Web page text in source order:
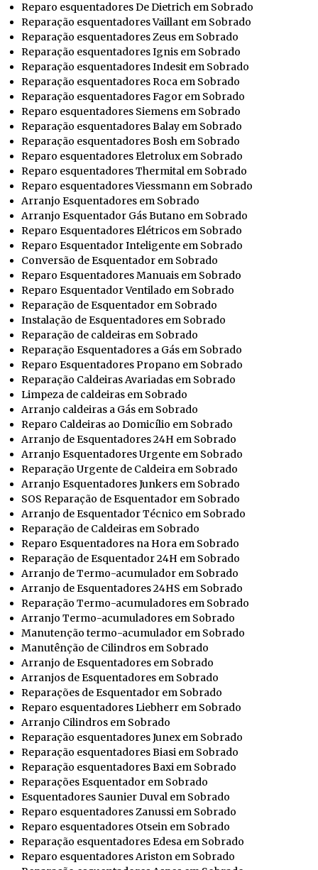
Reparo esquentadores De Dietrich em Sobrado
Reparação esquentadores Vaillant em Sobrado
Reparação esquentadores Zeus em Sobrado
Reparação esquentadores Ignis em Sobrado
Reparação esquentadores Indesit em Sobrado
Reparação esquentadores Roca em Sobrado
Reparação esquentadores Fagor em Sobrado
Reparo esquentadores Siemens em Sobrado
Reparação esquentadores Balay em Sobrado
Reparação esquentadores Bosh em Sobrado
Reparo esquentadores Eletrolux em Sobrado
Reparo esquentadores Thermital em Sobrado
Reparo esquentadores Viessmann em Sobrado
Arranjo Esquentadores em Sobrado
Arranjo Esquentador Gás Butano em Sobrado
Reparo Esquentadores Elétricos em Sobrado
Reparo Esquentador Inteligente em Sobrado
Conversão de Esquentador em Sobrado
Reparo Esquentadores Manuais em Sobrado
Reparo Esquentador Ventilado em Sobrado
Reparação de Esquentador em Sobrado
Instalação de Esquentadores em Sobrado
Reparação de caldeiras em Sobrado
Reparação Esquentadores a Gás em Sobrado
Reparo Esquentadores Propano em Sobrado
Reparação Caldeiras Avariadas em Sobrado
Limpeza de caldeiras em Sobrado
Arranjo caldeiras a Gás em Sobrado
Reparo Caldeiras ao Domicílio em Sobrado
Arranjo de Esquentadores 24H em Sobrado
Arranjo Esquentadores Urgente em Sobrado
Reparação Urgente de Caldeira em Sobrado
Arranjo Esquentadores Junkers em Sobrado
SOS Reparação de Esquentador em Sobrado
Arranjo de Esquentador Técnico em Sobrado
Reparação de Caldeiras em Sobrado
Reparo Esquentadores na Hora em Sobrado
Reparação de Esquentador 24H em Sobrado
Arranjo de Termo-acumulador em Sobrado
Arranjo de Esquentadores 24HS em Sobrado
Reparação Termo-acumuladores em Sobrado
Arranjo Termo-acumuladores em Sobrado
Manutenção termo-acumulador em Sobrado
Manutênção de Cilindros em Sobrado
Arranjo de Esquentadores em Sobrado
Arranjos de Esquentadores em Sobrado
Reparações de Esquentador em Sobrado
Reparo esquentadores Liebherr em Sobrado
Arranjo Cilindros em Sobrado
Reparação esquentadores Junex em Sobrado
Reparação esquentadores Biasi em Sobrado
Reparação esquentadores Baxi em Sobrado
Reparações Esquentador em Sobrado
Esquentadores Saunier Duval em Sobrado
Reparo esquentadores Zanussi em Sobrado
Reparo esquentadores Otsein em Sobrado
Reparação esquentadores Edesa em Sobrado
Reparo esquentadores Ariston em Sobrado